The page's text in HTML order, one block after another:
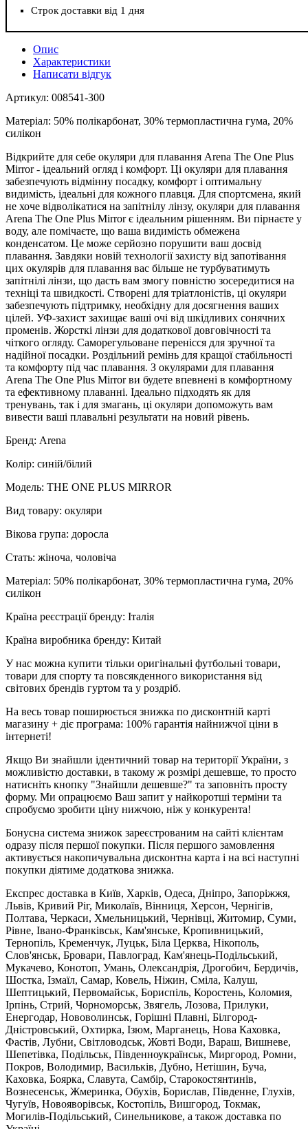
Строк доставки від 1 дня
Опис
Характеристики
Написати відгук
Артикул: 008541-300
Матеріал: 50% полікарбонат, 30% термопластична гума, 20%
силікон
Відкрийте для себе окуляри для плавання Arena The One Plus
Mirror - ідеальний огляд і комфорт. Ці окуляри для плавання
забезпечують відмінну посадку, комфорт і оптимальну
видимість, ідеальні для кожного плавця. Для спортсмена, який
не хоче відволікатися на запітнілу лінзу, окуляри для плавання
Arena The One Plus Mirror є ідеальним рішенням. Ви пірнаєте у
воду, але помічаєте, що ваша видимість обмежена
конденсатом. Це може серйозно порушити ваш досвід
плавання. Завдяки новій технології захисту від запотівання
цих окулярів для плавання вас більше не турбуватимуть
запітнілі лінзи, що дасть вам змогу повністю зосередитися на
техніці та швидкості. Створені для тріатлоністів, ці окуляри
забезпечують підтримку, необхідну для досягнення ваших
цілей. УФ-захист захищає ваші очі від шкідливих сонячних
променів. Жорсткі лінзи для додаткової довговічності та
чіткого огляду. Саморегульоване перенісся для зручної та
надійної посадки. Роздільний ремінь для кращої стабільності
та комфорту під час плавання. З окулярами для плавання
Arena The One Plus Mirror ви будете впевнені в комфортному
та ефективному плаванні. Ідеально підходять як для
тренувань, так і для змагань, ці окуляри допоможуть вам
вивести ваші плавальні результати на новий рівень.
Бренд: Arena
Колір: синій/білий
Модель: THE ONE PLUS MIRROR
Вид товару: окуляри
Вікова група: доросла
Стать: жіноча, чоловіча
Матеріал: 50% полікарбонат, 30% термопластична гума, 20%
силікон
Країна реєстрації бренду: Італія
Країна виробника бренду: Китай
У нас можна купити тільки оригінальні футбольні товари,
товари для спорту та повсякденного використання від
світових брендів гуртом та у роздріб.
На весь товар поширюється знижка по дисконтній карті
магазину + діє програма: 100% гарантія найнижчої ціни в
інтернеті!
Якщо Ви знайшли ідентичний товар на території України, з
можливістю доставки, в такому ж розмірі дешевше, то просто
натисніть кнопку "Знайшли дешевше?" та заповніть просту
форму. Ми опрацюємо Ваш запит у найкоротші терміни та
спробуємо зробити ціну нижчою, ніж у конкурента!
Бонусна система знижок зареєстрованим на сайті клієнтам
одразу після першої покупки. Після першого замовлення
активується накопичувальна дисконтна карта і на всі наступні
покупки діятиме додаткова знижка.
Експрес доставка в Київ, Харків, Одеса, Дніпро, Запоріжжя,
Львів, Кривий Ріг, Миколаїв, Вінниця, Херсон, Чернігів,
Полтава, Черкаси, Хмельницький, Чернівці, Житомир, Суми,
Рівне, Івано-Франківськ, Кам'янське, Кропивницький,
Тернопіль, Кременчук, Луцьк, Біла Церква, Нікополь,
Слов'янськ, Бровари, Павлоград, Кам'янець-Подільський,
Мукачево, Конотоп, Умань, Олександрія, Дрогобич, Бердичів,
Шостка, Ізмаїл, Самар, Ковель, Ніжин, Сміла, Калуш,
Шептицький, Первомайськ, Бориспіль, Коростень, Коломия,
Ірпінь, Стрий, Чорноморськ, Звягель, Лозова, Прилуки,
Енергодар, Нововолинськ, Горішні Плавні, Білгород-
Дністровський, Охтирка, Ізюм, Марганець, Нова Каховка,
Фастів, Лубни, Світловодськ, Жовті Води, Вараш, Вишневе,
Шепетівка, Подільськ, Південноукраїнськ, Миргород, Ромни,
Покров, Володимир, Васильків, Дубно, Нетішин, Буча,
Каховка, Боярка, Славута, Самбір, Старокостянтинів,
Вознесенськ, Жмеринка, Обухів, Борислав, Південне, Глухів,
Чугуїв, Новояворівськ, Костопіль, Вишгород, Токмак,
Могилів-Подільський, Синельникове, а також доставка по